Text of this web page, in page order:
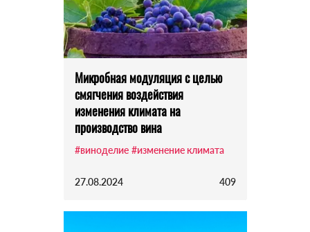
Микробная модуляция с целью
смягчения воздействия
изменения климата на
производство вина
#виноделие #изменение климата
27.08.2024 409